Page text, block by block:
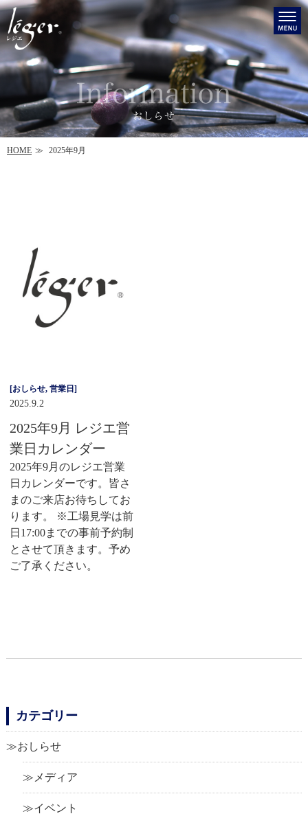
HOME 2025年9月
[おしらせ, 営業日 ]
2025.9.2
2025年9月 レジエ営
業日カレンダー
2025年9月のレジエ営業
日カレンダーです。皆さ
まのご来店お待ちしてお
ります。 ※工場見学は前
日17:00までの事前予約制
とさせて頂きます。予め
ご了承ください。
カテゴリー
おしらせ
メディア
イベント